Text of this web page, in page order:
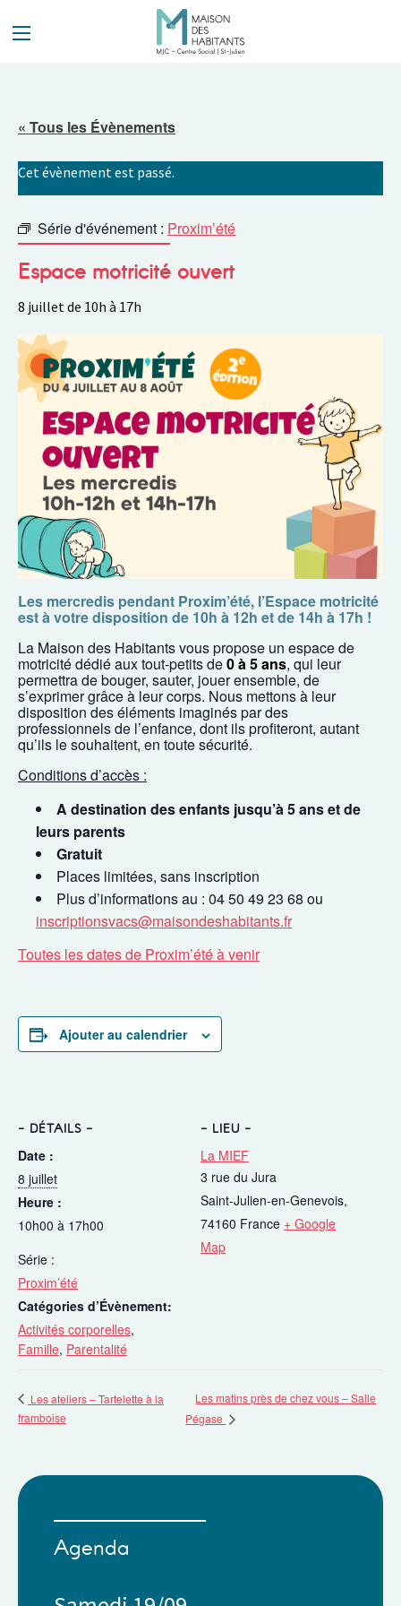
« Tous les Évènements
Cet évènement est passé.
Série d'événement : Proxim’été
Espace motricité ouvert
8 juillet de 10h à 17h
Les mercredis pendant Proxim’été, l’Espace motricité
est à votre disposition de 10h à 12h et de 14h à 17h !
La Maison des Habitants vous propose un espace de
motricité dédié aux tout-petits de0 à 5 ans, qui leur
permettra de bouger, sauter, jouer ensemble, de
s’exprimer grâce à leur corps. Nous mettons à leur
disposition des éléments imaginés par des
professionnels de l’enfance, dont ils profiteront, autant
qu’ils le souhaitent, en toute sécurité.
Conditions d’accès :
A destination des enfants jusqu’à 5 ans et de
leurs parents
Gratuit
Places limitées, sans inscription
Plus d’informations au : 04 50 49 23 68 ou
inscriptionsvacs@maisondeshabitants.fr
Toutes les dates de Proxim’été à venir
Ajouter au calendrier
DÉTAILS
Date :
8 juillet
Heure :
10h00 à 17h00
Série :
Proxim’été
Catégories d’Évènement:
Activités corporelles,
Famille, Parentalité
LIEU
La MIEF
3 rue du Jura
Saint-Julien-en-Genevois,
74160 France + Google
Map
Les ateliers – Tartelette à la
framboise
Les matins près de chez vous – Salle
Pégase
Agenda
Panneau de gestion des cookies